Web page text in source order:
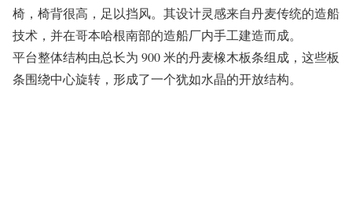
椅，椅背很高，足以挡风。其设计灵感来自丹麦传统的造船
技术，并在哥本哈根南部的造船厂内手工建造而成。
平台整体结构由总长为 900 米的丹麦橡木板条组成，这些板
条围绕中心旋转，形成了一个犹如水晶的开放结构。